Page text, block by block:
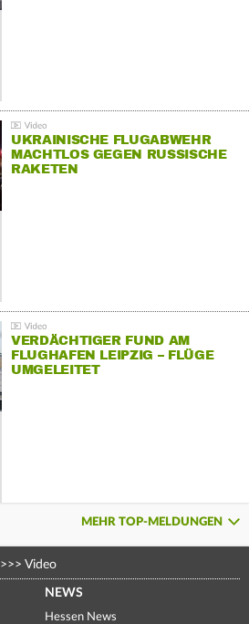
UKRAINISCHE FLUGABWEHR
MACHTLOS GEGEN RUSSISCHE
RAKETEN
VERDÄCHTIGER FUND AM
FLUGHAFEN LEIPZIG – FLÜGE
UMGELEITET
MEHR TOP-MELDUNGEN
>>> Video
NEWS
Hessen News